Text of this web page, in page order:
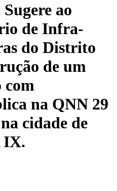
ao
de Infra-
do Distrito
de um
com
na QNN 29
cidade de
IX.